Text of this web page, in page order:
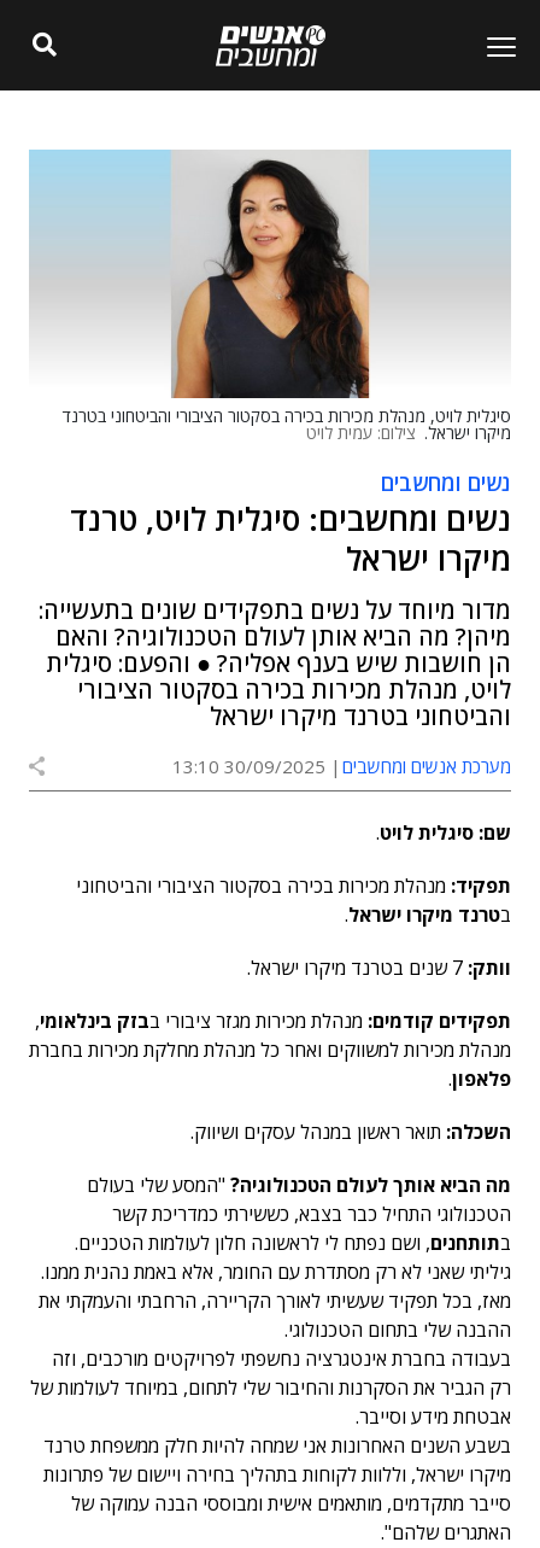
סיגלית לויט, מנהלת מכירות בכירה בסקטור הציבורי והביטחוני בטרנד
מיקרו ישראל. צילום: עמית לויט
נשים ומחשבים
נשים ומחשבים: סיגלית לויט, טרנד
מיקרו ישראל
מדור מיוחד על נשים בתפקידים שונים בתעשייה:
מיהן? מה הביא אותן לעולם הטכנולוגיה? והאם
הן חושבות שיש בענף אפליה? ● והפעם: סיגלית
לויט, מנהלת מכירות בכירה בסקטור הציבורי
והביטחוני בטרנד מיקרו ישראל
מערכת אנשים ומחשבים 30/09/2025 13:10
שם: סיגלית לויט.
תפקיד: מנהלת מכירות בכירה בסקטור הציבורי והביטחוני
בטרנד מיקרו ישראל.
וותק:
תפקידים קודמים: מנהלת מכירות מגזר ציבורי בבזק בינלאומי,
מנהלת מכירות למשווקים ואחר כל מנהלת מחלקת מכירות בחברת
פלאפון.
השכלה: תואר ראשון במנהל עסקים ושיווק.
מה הביא אותך לעולם הטכנולוגיה? "המסע שלי בעולם
הטכנולוגי התחיל כבר בצבא, כששירתי כמדריכת קשר
בתותחנים, ושם נפתח לי לראשונה חלון לעולמות הטכניים.
גיליתי שאני לא רק מסתדרת עם החומר, אלא באמת נהנית ממנו.
מאז, בכל תפקיד שעשיתי לאורך הקריירה, הרחבתי והעמקתי את
ההבנה שלי בתחום הטכנולוגי.
בעבודה בחברת אינטגרציה נחשפתי לפרויקטים מורכבים, וזה
רק הגביר את הסקרנות והחיבור שלי לתחום, במיוחד לעולמות של
אבטחת מידע וסייבר.
בשבע השנים האחרונות אני שמחה להיות חלק ממשפחת טרנד
מיקרו ישראל, וללוות לקוחות בתהליך בחירה ויישום של פתרונות
סייבר מתקדמים, מותאמים אישית ומבוססי הבנה עמוקה של
האתגרים שלהם".